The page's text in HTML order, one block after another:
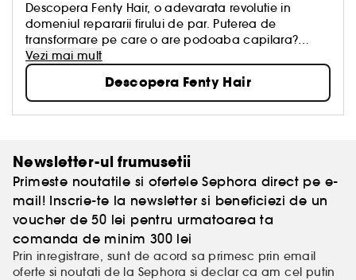
Descopera Fenty Hair, o adevarata revolutie in
domeniul repararii firului de par. Puterea de
transformare pe care o are podoaba capilara?
Rihanna este cel mai bun exemplu. Tehnologia
reparatoare Replenicore-5 este prezenta in toate
produsele Fenty Hair, pentru nenumarate stiluri.
„Nu conteaza daca ai parul foarte cret, drept sau
ondulat, cu siguranta avem ceva care sa ti se
Vezi mai mult
Descopera Fenty Hair
Newsletter-ul frumusetii
Primeste noutatile si ofertele Sephora direct pe e-
mail! Inscrie-te la newsletter si beneficiezi de un
voucher de 50 lei pentru urmatoarea ta
comanda de minim 300 lei
Prin inregistrare, sunt de acord sa primesc prin email
oferte si noutati de la Sephora si declar ca am cel putin